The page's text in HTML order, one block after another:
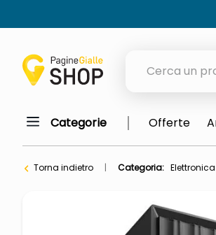
meme
ombrelloni
Categorie Offerte
Torna indietro Categoria: